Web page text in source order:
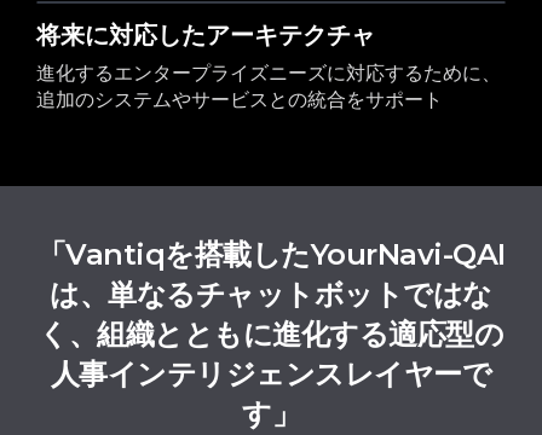
将来に対応したアーキテクチャ
進化するエンタープライズニーズに対応するために、
追加のシステムやサービスとの統合をサポート
「Vantiqを搭載したYourNavi-QAI
は、単なるチャットボットではな
く、組織とともに進化する適応型の
人事インテリジェンスレイヤーで
す」